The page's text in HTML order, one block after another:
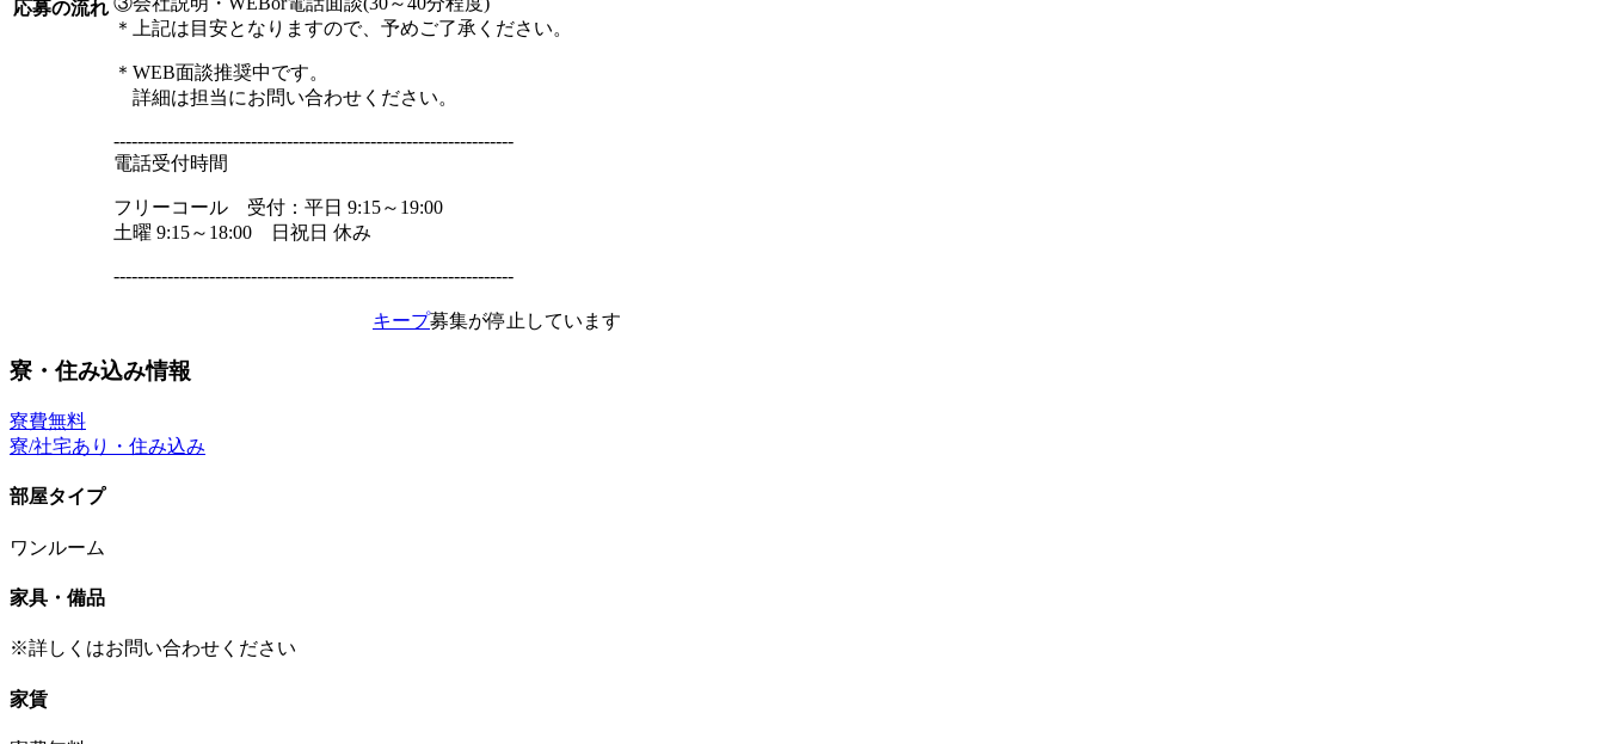
応募の流れ
＊上記は目安となりますので、予めご了承ください。
＊WEB面談推奨中です。
詳細は担当にお問い合わせください。
-------------------------------------------------------------------
電話受付時間
フリーコール 受付：平日 9:15～19:00
土曜 9:15～18:00 日祝日 休み
-------------------------------------------------------------------
キープ募集が停止しています
寮・住み込み情報
寮費無料
寮/社宅あり・住み込み
部屋タイプ
ワンルーム
家具・備品
※詳しくはお問い合わせください
家賃